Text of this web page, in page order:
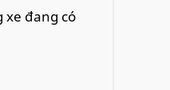
xe đang có